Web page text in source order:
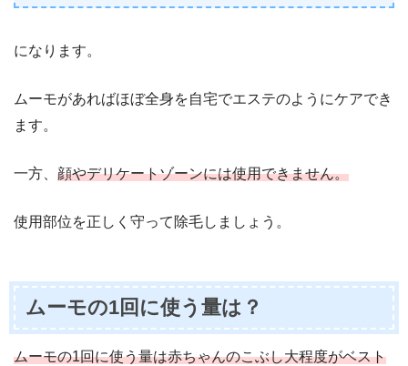
になります。
ムーモがあればほぼ全身を自宅でエステのようにケアでき
ます。
一方、 顔やデリケートゾーンには使用できません。
使用部位を正しく守って除毛しましょう。
ムーモの1回に使う量は？
ムーモの1回に使う量は赤ちゃんのこぶし大程度がベスト